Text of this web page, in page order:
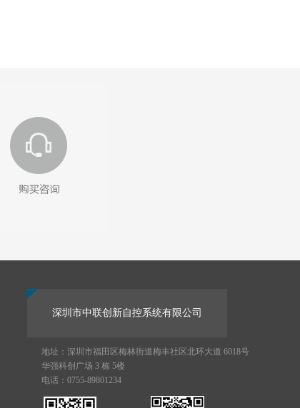
深圳市中联创新自控系统有限公司
地址：深圳市福田区梅林街道梅丰社区北环大道 6018号
华强科创广场 3 栋 5楼
电话：0755-89801234